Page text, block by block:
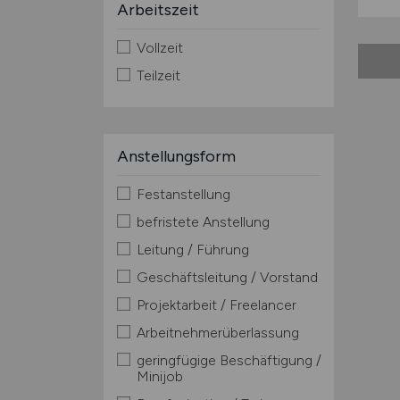
Arbeitszeit
Vollzeit
Teilzeit
Anstellungsform
Festanstellung
befristete Anstellung
Leitung / Führung
Geschäftsleitung / Vorstand
Projektarbeit / Freelancer
Arbeitnehmerüberlassung
geringfügige Beschäftigung /
Minijob